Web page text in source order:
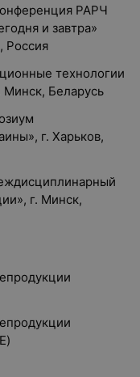
РАРЧ
и завтра»
Россия
технологии
Минск, Беларусь
г. Харьков,
г. Минск,